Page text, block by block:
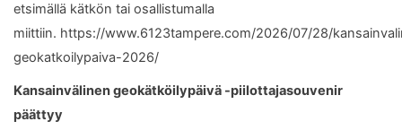
etsimällä kätkön tai osallistumalla
miittiin. https://www.6123tampere.com/2026/07/28/
geokatkoilypaiva-2026/
Kansainvälinen geokätköilypäivä -piilottajasouvenir
päättyy